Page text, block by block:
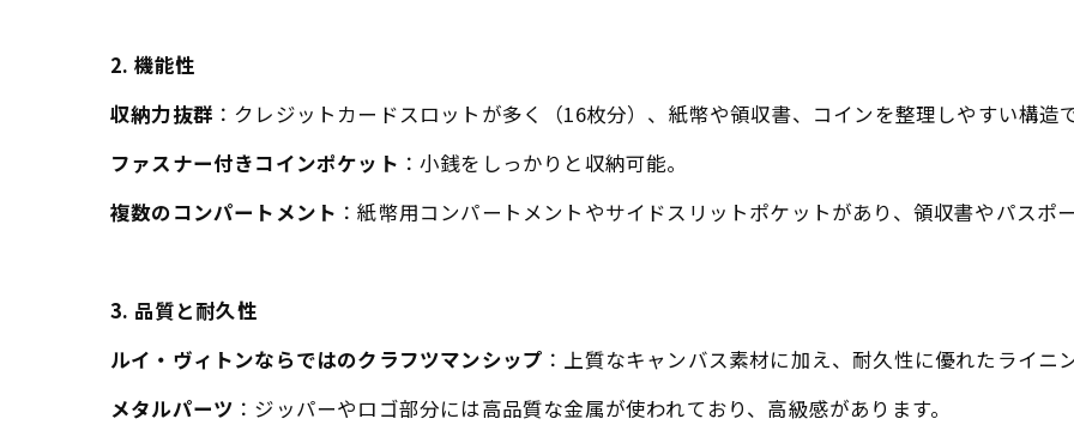
2. 機能性
収納力抜群 ：クレジットカードスロットが多く（16枚分）、紙幣や領収書、コインを整理しやすい構造で
ファスナー付きコインポケット ：小銭をしっかりと収納可能。
複数のコンパートメント ：紙幣用コンパートメントやサイドスリットポケットがあり、領収書やパスポ
3. 品質と耐久性
ルイ・ヴィトンならではのクラフツマンシップ ：上質なキャンバス素材に加え、耐久性に優れたライニ
メタルパーツ ：ジッパーやロゴ部分には高品質な金属が使われており、高級感があります。